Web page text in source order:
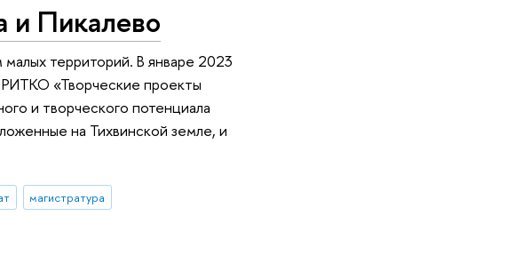
и Пикалево
территорий. В январе 2023
«Творческие проекты
и творческого потенциала
на Тихвинской земле, и
магистратура